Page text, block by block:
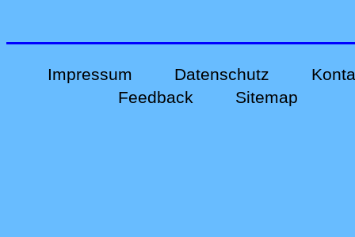
Impressum Datenschutz
Feedback
Sitemap